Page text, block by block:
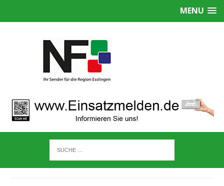
MENU